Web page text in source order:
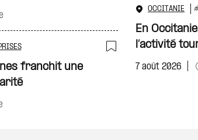
Ajouter à
franchit une
OCCITANIE
En
l’activité
7 août 2026